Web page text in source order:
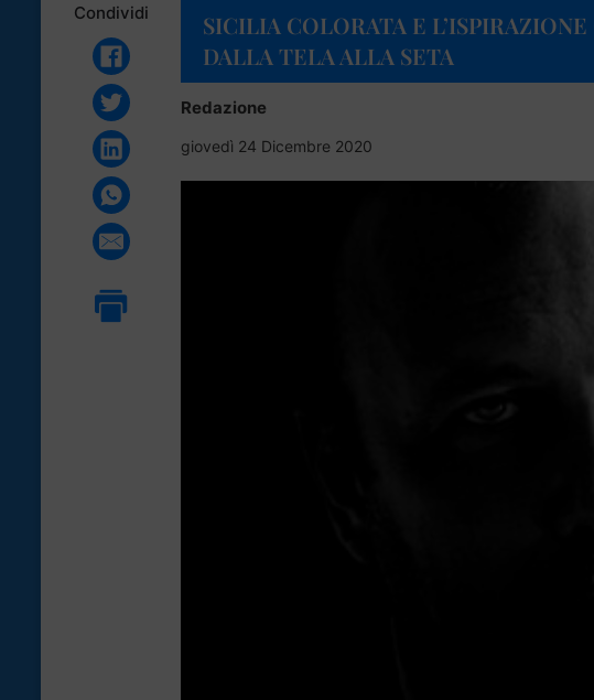
Condividi
SICILIA COLORATA E L’ISPIRAZIONE
DALLA TELA ALLA SETA
Redazione
giovedì 24 Dicembre 2020